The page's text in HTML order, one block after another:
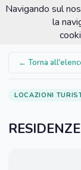
Portale
← Torna
LOCAZIONI
Navigando sul
la